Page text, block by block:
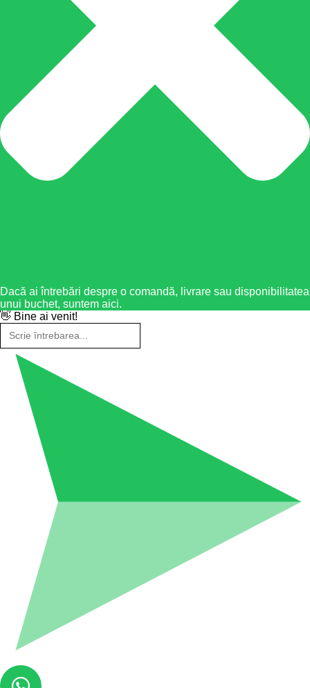
Dacă ai întrebări despre o comandă, livrare sau disponibilitatea
unui buchet, suntem aici.
👋 Bine ai venit!